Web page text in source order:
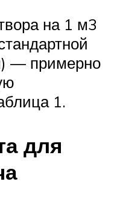
на 1 м3
— примерно
1.
для